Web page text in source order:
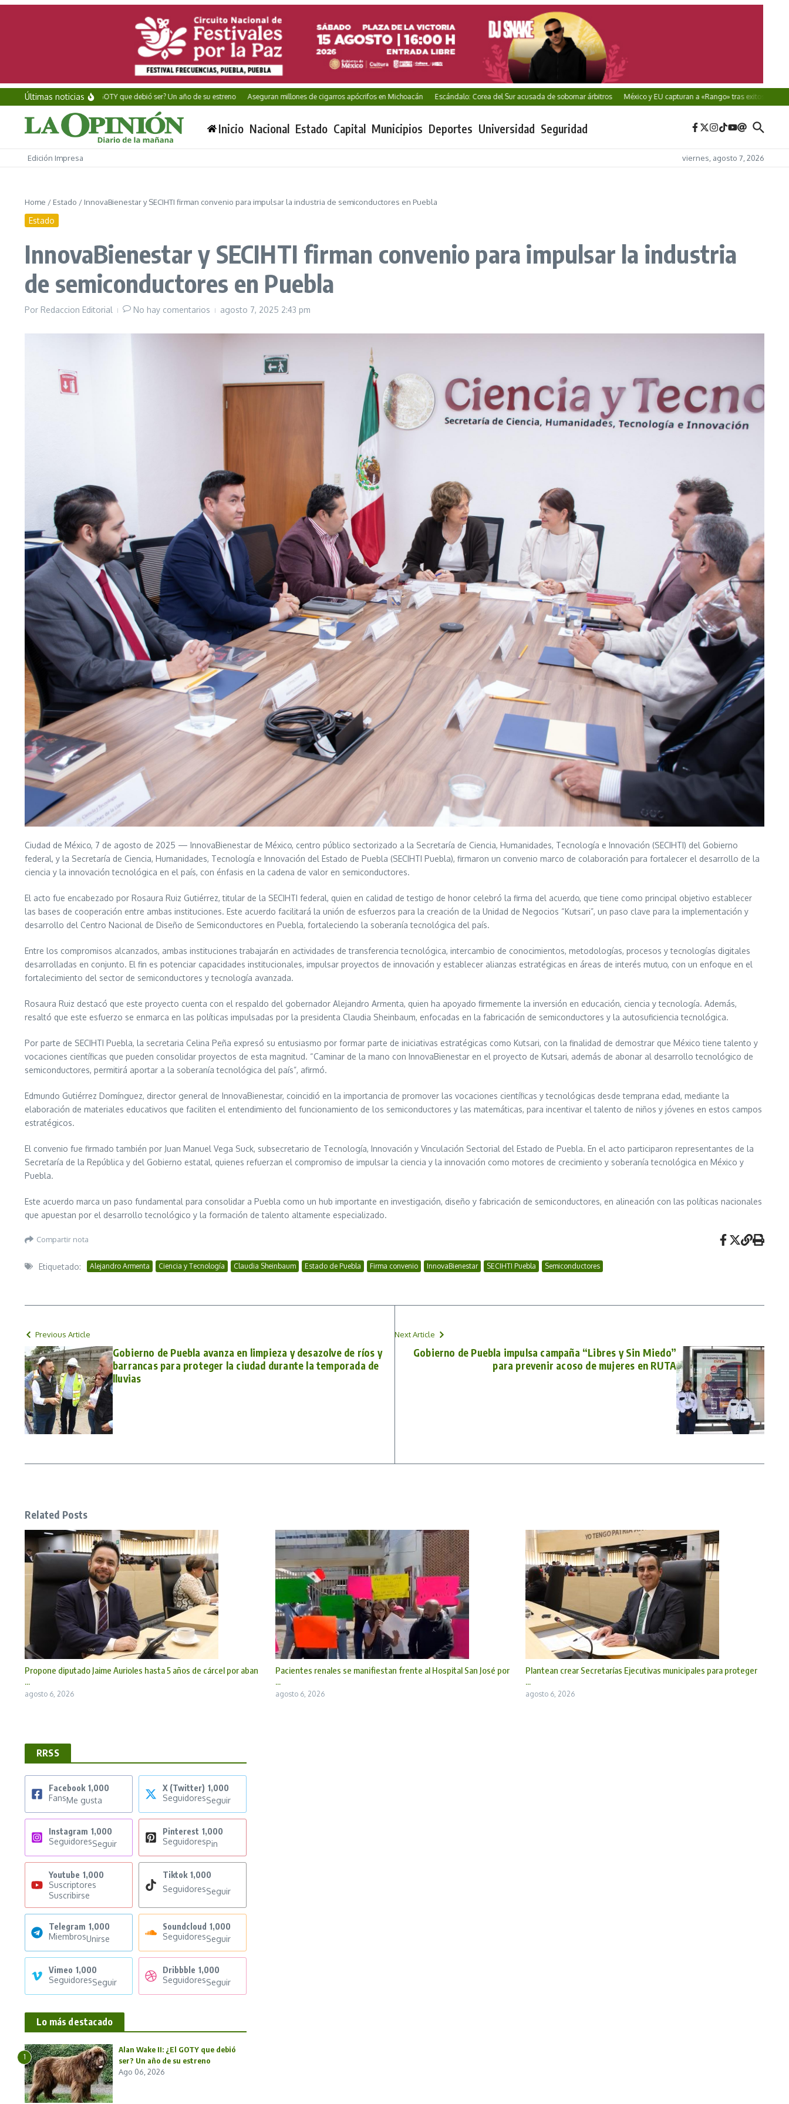
Saltar al contenido
Últimas noticias
Alan Wake II: ¿El GOTY que debió ser? Un año de su estreno Aseguran millones de cigarros apócrifos en Michoacán Escándalo: Corea del Sur acusada de sobornar árbitros México y EU capturan a «Rango» tras exitosa cooperación
Inicio Nacional Estado Capital Municipios Deportes Universidad Seguridad
Edición Impresa viernes, agosto 7, 2026
Home / Estado / InnovaBienestar y SECIHTI firman convenio para impulsar la industria de semiconductores en Puebla
Estado
InnovaBienestar y SECIHTI firman convenio para impulsar la industria
de semiconductores en Puebla
Por Redaccion Editorial No hay comentarios agosto 7, 2025 2:43 pm
Ciudad de México, 7 de agosto de 2025 — InnovaBienestar de México, centro público sectorizado a la Secretaría de Ciencia, Humanidades, Tecnología e Innovación (SECIHTI) del Gobierno
federal, y la Secretaría de Ciencia, Humanidades, Tecnología e Innovación del Estado de Puebla (SECIHTI Puebla), firmaron un convenio marco de colaboración para fortalecer el desarrollo de la
ciencia y la innovación tecnológica en el país, con énfasis en la cadena de valor en semiconductores.
El acto fue encabezado por Rosaura Ruiz Gutiérrez, titular de la SECIHTI federal, quien en calidad de testigo de honor celebró la firma del acuerdo, que tiene como principal objetivo establecer
las bases de cooperación entre ambas instituciones. Este acuerdo facilitará la unión de esfuerzos para la creación de la Unidad de Negocios “Kutsari”, un paso clave para la implementación y
desarrollo del Centro Nacional de Diseño de Semiconductores en Puebla, fortaleciendo la soberanía tecnológica del país.
Entre los compromisos alcanzados, ambas instituciones trabajarán en actividades de transferencia tecnológica, intercambio de conocimientos, metodologías, procesos y tecnologías digitales
desarrolladas en conjunto. El fin es potenciar capacidades institucionales, impulsar proyectos de innovación y establecer alianzas estratégicas en áreas de interés mutuo, con un enfoque en el
fortalecimiento del sector de semiconductores y tecnología avanzada.
Rosaura Ruiz destacó que este proyecto cuenta con el respaldo del gobernador Alejandro Armenta, quien ha apoyado firmemente la inversión en educación, ciencia y tecnología. Además,
resaltó que este esfuerzo se enmarca en las políticas impulsadas por la presidenta Claudia Sheinbaum, enfocadas en la fabricación de semiconductores y la autosuficiencia tecnológica.
Por parte de SECIHTI Puebla, la secretaria Celina Peña expresó su entusiasmo por formar parte de iniciativas estratégicas como Kutsari, con la finalidad de demostrar que México tiene talento y
vocaciones científicas que pueden consolidar proyectos de esta magnitud. “Caminar de la mano con InnovaBienestar en el proyecto de Kutsari, además de abonar al desarrollo tecnológico de
semiconductores, permitirá aportar a la soberanía tecnológica del país”, afirmó.
Edmundo Gutiérrez Domínguez, director general de InnovaBienestar, coincidió en la importancia de promover las vocaciones científicas y tecnológicas desde temprana edad, mediante la
elaboración de materiales educativos que faciliten el entendimiento del funcionamiento de los semiconductores y las matemáticas, para incentivar el talento de niños y jóvenes en estos campos
estratégicos.
El convenio fue firmado también por Juan Manuel Vega Suck, subsecretario de Tecnología, Innovación y Vinculación Sectorial del Estado de Puebla. En el acto participaron representantes de la
Secretaría de la República y del Gobierno estatal, quienes refuerzan el compromiso de impulsar la ciencia y la innovación como motores de crecimiento y soberanía tecnológica en México y
Puebla.
Este acuerdo marca un paso fundamental para consolidar a Puebla como un hub importante en investigación, diseño y fabricación de semiconductores, en alineación con las políticas nacionales
que apuestan por el desarrollo tecnológico y la formación de talento altamente especializado.
Compartir nota
Etiquetado: Alejandro Armenta Ciencia y Tecnología Claudia Sheinbaum Estado de Puebla Firma convenio InnovaBienestar SECIHTI Puebla Semiconductores
Previous Article
Gobierno de Puebla avanza en limpieza y desazolve de ríos y
barrancas para proteger la ciudad durante la temporada de
lluvias
Next Article
Gobierno de Puebla impulsa campaña “Libres y Sin Miedo”
para prevenir acoso de mujeres en RUTA
Related Posts
Propone diputado Jaime Aurioles hasta 5 años de cárcel por aban
...
agosto 6, 2026
Pacientes renales se manifiestan frente al Hospital San José por
...
agosto 6, 2026
Plantean crear Secretarías Ejecutivas municipales para proteger
...
agosto 6, 2026
RRSS
Facebook 1,000
FansMe gusta
X (Twitter) 1,000
SeguidoresSeguir
Instagram 1,000
SeguidoresSeguir
Pinterest 1,000
SeguidoresPin
Youtube 1,000
Suscriptores
Suscribirse
Tiktok 1,000
SeguidoresSeguir
Telegram 1,000
MiembrosUnirse
Soundcloud 1,000
SeguidoresSeguir
Vimeo 1,000
SeguidoresSeguir
Dribbble 1,000
SeguidoresSeguir
Lo más destacado
1
Alan Wake II: ¿El GOTY que debió
ser? Un año de su estreno
Ago 06, 2026